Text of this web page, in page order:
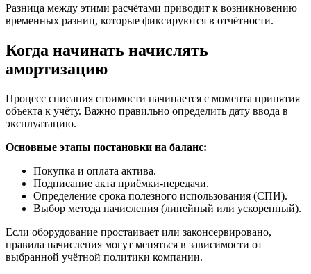
Разница между этими расчётами приводит к возникновению
временных разниц, которые фиксируются в отчётности.
Когда начинать начислять
амортизацию
Процесс списания стоимости начинается с момента принятия
объекта к учёту. Важно правильно определить дату ввода в
эксплуатацию.
Основные этапы постановки на баланс:
Покупка и оплата актива.
Подписание акта приёмки-передачи.
Определение срока полезного использования (СПИ).
Выбор метода начисления (линейный или ускоренный).
Если оборудование простаивает или законсервировано,
правила начисления могут меняться в зависимости от
выбранной учётной политики компании.